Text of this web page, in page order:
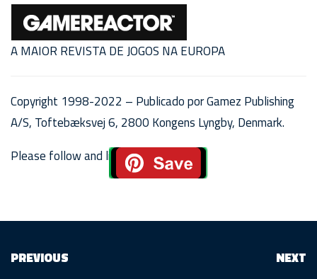
A MAIOR REVISTA DE JOGOS NA EUROPA
Copyright 1998-2022 – Publicado por Gamez Publishing
A/S, Toftebæksvej 6, 2800 Kongens Lyngby, Denmark.
Please follow and like us:
PREVIOUS NEXT